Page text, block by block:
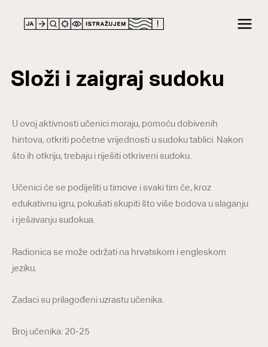
Složi i zaigraj sudoku
U ovoj aktivnosti učenici moraju, pomoću dobivenih
hintova, otkriti početne vrijednosti u sudoku tablici. Nakon
što ih otkriju, trebaju i riješiti otkriveni sudoku.
Učenici će se podijeliti u timove i svaki tim će, kroz
edukativnu igru, pokušati skupiti što više bodova u slaganju
i rješavanju sudokua.
Radionica se može održati na hrvatskom i engleskom
jeziku.
Zadaci su prilagođeni uzrastu učenika.
Broj učenika: 20-25